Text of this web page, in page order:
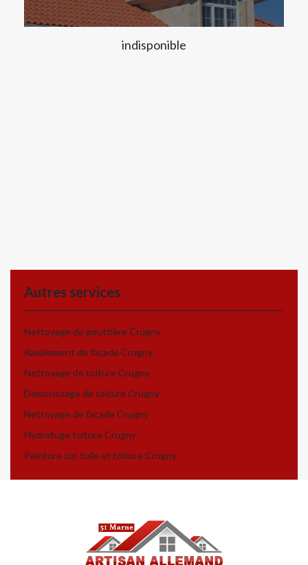
indisponible
Autres services
Nettoyage de gouttière Crugny
Ravalement de façade Crugny
Nettoyage de toiture Crugny
Démoussage de toiture Crugny
Nettoyage de façade Crugny
Hydrofuge toiture Crugny
Peinture sur tuile et toiture Crugny